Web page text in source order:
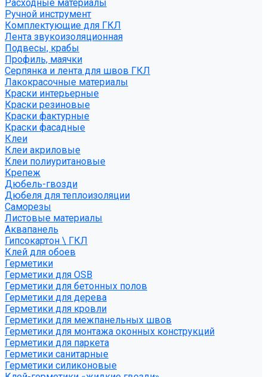
Расходные материалы
Ручной инструмент
Комплектующие для ГКЛ
Лента звукоизоляционная
Подвесы, крабы
Профиль, маячки
Серпянка и лента для швов ГКЛ
Лакокрасочные материалы
Краски интерьерные
Краски резиновые
Краски фактурные
Краски фасадные
Клеи
Клеи акриловые
Клеи полиуритановые
Крепеж
Дюбель-гвозди
Дюбеля для теплоизоляции
Саморезы
Листовые материалы
Аквапанель
Гипсокартон \ ГКЛ
Клей для обоев
Герметики
Герметики для OSB
Герметики для бетонных полов
Герметики для дерева
Герметики для кровли
Герметики для межпанельных швов
Герметики для монтажа оконных конструкций
Герметики для паркета
Герметики санитарные
Герметики силиконовые